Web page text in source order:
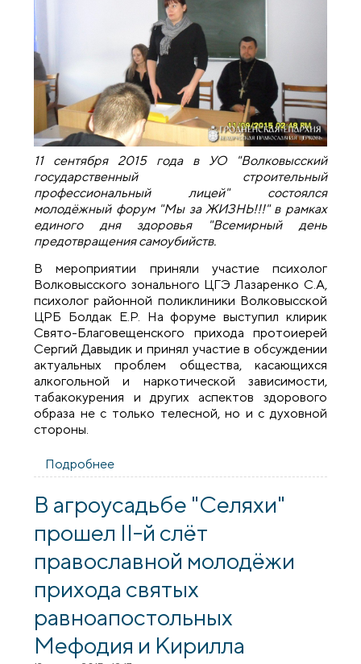
11 сентября 2015 года в УО "Волковысский
государственный строительный
профессиональный лицей" состоялся
молодёжный форум "Мы за ЖИЗНЬ!!!" в рамках
единого дня здоровья "Всемирный день
предотвращения самоубийств.
В мероприятии приняли участие психолог
Волковысского зонального ЦГЭ Лазаренко С.А,
психолог районной поликлиники Волковысской
ЦРБ Болдак Е.Р. На форуме выступил клирик
Свято-Благовещенского прихода протоиерей
Сергий Давыдик и принял участие в обсуждении
актуальных проблем общества, касающихся
алкогольной и наркотической зависимости,
табакокурения и других аспектов здорового
образа не с только телесной, но и с духовной
стороны.
Подробнее
молодежном форуме «Мы за жизнь»
В агроусадьбе "Селяхи"
прошел II-й слёт
православной молодёжи
прихода святых
равноапостольных
Мефодия и Кирилла